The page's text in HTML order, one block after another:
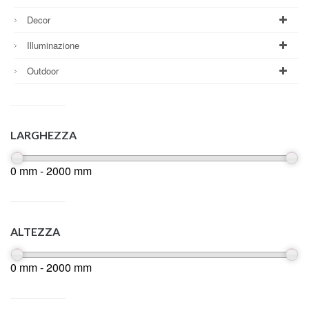
Decor
Illuminazione
Outdoor
LARGHEZZA
0 mm - 2000 mm
ALTEZZA
0 mm - 2000 mm